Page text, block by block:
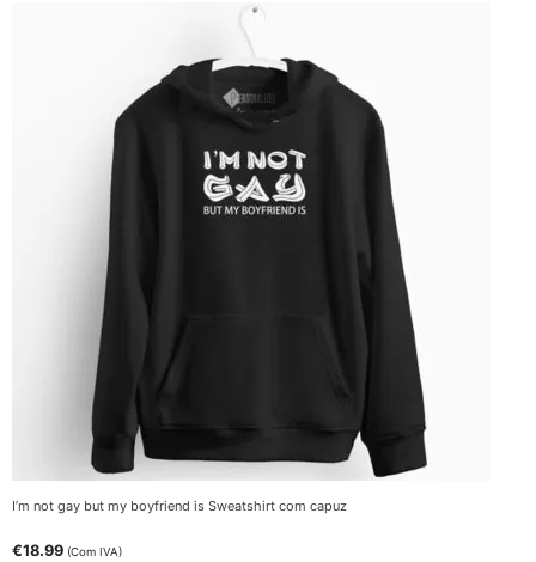
I’m not gay but my boyfriend is Sweatshirt com capuz
€18.99 (Com IVA)